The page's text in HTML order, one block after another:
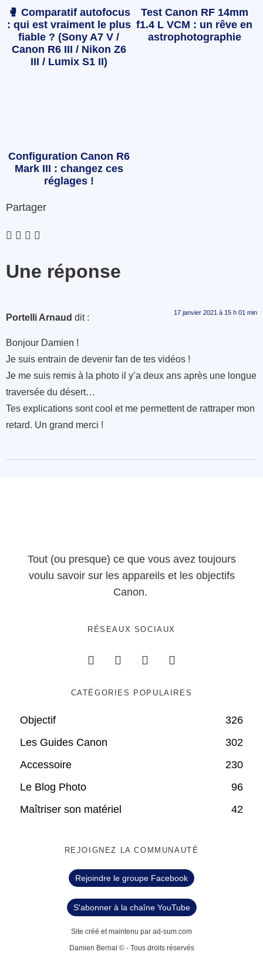
🥊 Comparatif autofocus
: qui est vraiment le plus
fiable ? (Sony A7 V /
Canon R6 III / Nikon Z6
III / Lumix S1 II)
Test Canon RF 14mm
f1.4 L VCM : un rêve en
astrophotographie
Configuration Canon R6
Mark III : changez ces
réglages !
Partager
Une réponse
Portelli Arnaud dit : 17 janvier 2021 à 15 h 01 min
Bonjour Damien !
Je suis entrain de devenir fan de tes vidéos !
Je me suis remis à la photo il y’a deux ans après une longue
traversée du désert…
Tes explications sont cool et me permettent de rattraper mon
retard. Un grand merci !
Tout (ou presque) ce que vous avez toujours
voulu savoir sur les appareils et les objectifs
Canon.
RÉSEAUX SOCIAUX
CATÉGORIES POPULAIRES
Objectif
326
Les Guides Canon
302
Accessoire
230
Le Blog Photo
96
Maîtriser son matériel
42
REJOIGNEZ LA COMMUNAUTÉ
Rejoindre le groupe Facebook
S'abonner à la chaîne YouTube
Site créé et maintenu par ad-sum.com
Damien Bernal © - Tous droits réservés